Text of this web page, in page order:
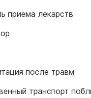
приема лекарств
после травм
транспорт